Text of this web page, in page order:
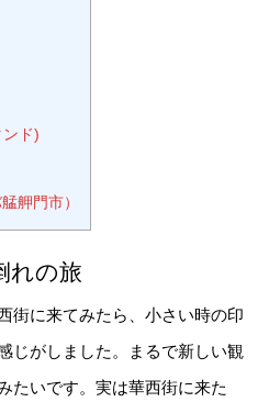
ド)
舺門市）
れの旅
街に来てみたら、小さい時の印
じがしました。まるで新しい観
たいです。実は華西街に来た